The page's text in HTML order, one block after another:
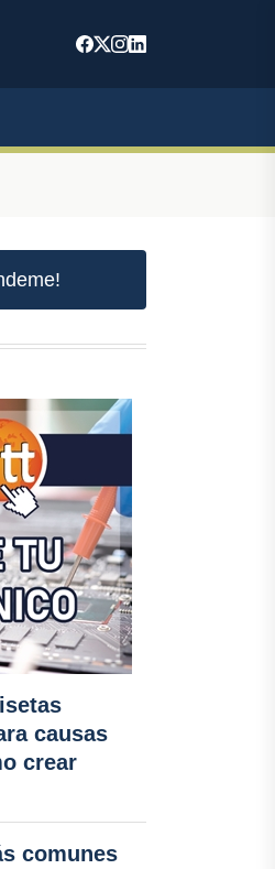
causas
crear
comunes